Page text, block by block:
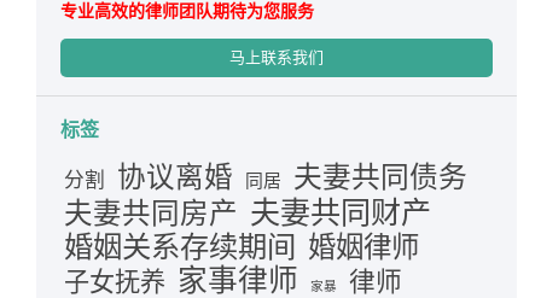
专业高效的律师团队期待为您服务
马上联系我们
标签
分割 协议离婚 同居 夫妻共同债务
夫妻共同房产 夫妻共同财产
婚姻关系存续期间 婚姻律师
子女抚养 家事律师 家暴 律师